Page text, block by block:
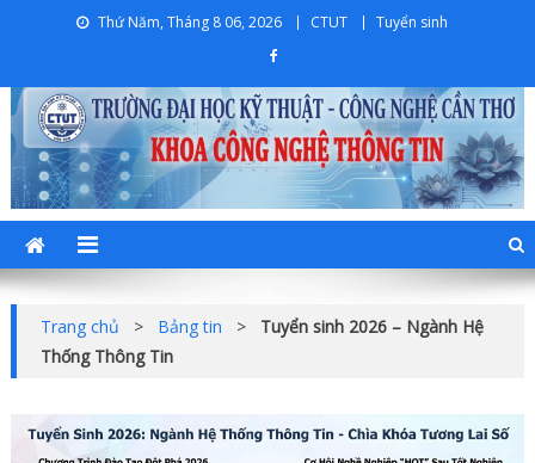
Thứ Năm, Tháng 8 06, 2026 CTUT Tuyển sinh
Khoa Công nghệ thông tin
Trường Đại học Kỹ thuật – Công nghệ Cần Thơ
Trang chủ > Bảng tin >
Tuyển sinh 2026 – Ngành Hệ
Thống Thông Tin